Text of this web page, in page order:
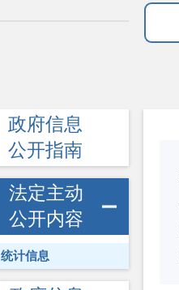
政府信息
公开指南
法定主动
公开内容
统计信息